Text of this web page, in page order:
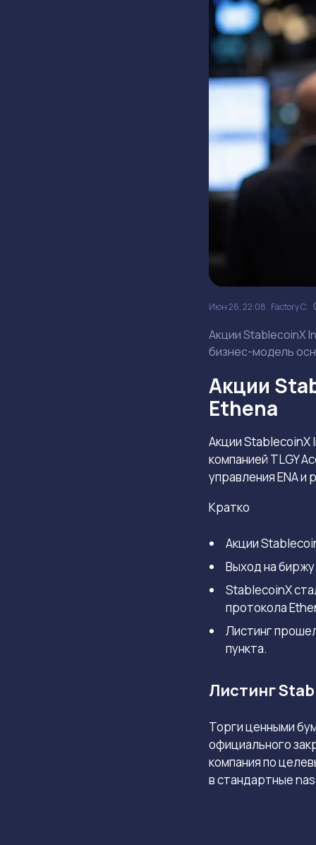
Июн 26, 22:08 Factory C.
Акции StablecoinX
бизнес-модель
Акции
Ethena
Акции StablecoinX
компанией TLGY
управления ENA и
Кратко
Акции
Выход на
StablecoinX
протокола
Листинг
пункта.
Листинг
Торги ценными
официального
компания по
в стандартные